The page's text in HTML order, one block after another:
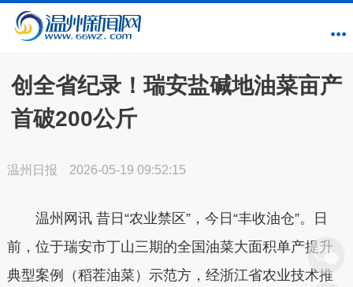
创全省纪录！瑞安盐碱地油菜亩产
首破200公斤
温州日报 2026-05-19 09:52:15
温州网讯 昔日“农业禁区”，今日“丰收油仓”。日
前，位于瑞安市丁山三期的全国油菜大面积单产提升
典型案例（稻茬油菜）示范方，经浙江省农业技术推